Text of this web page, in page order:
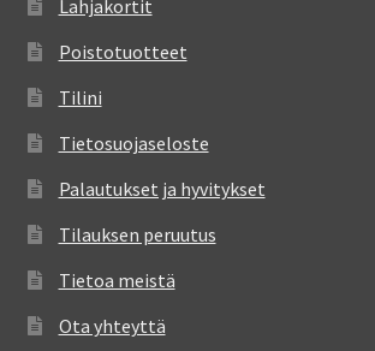
Lahjakortit
Poistotuotteet
Tilini
Tietosuojaseloste
Palautukset ja hyvitykset
Tilauksen peruutus
Tietoa meistä
Ota yhteyttä